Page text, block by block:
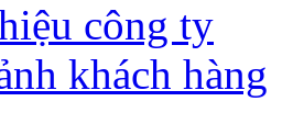
công ty
khách hàng